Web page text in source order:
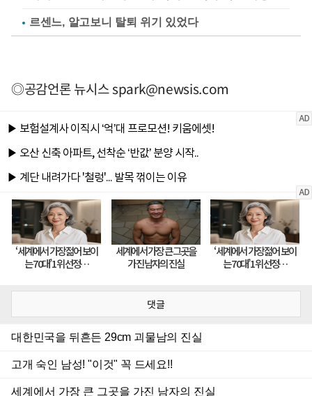
르센느, 알고보니 탈퇴 위기 있었다
◎공감언론 뉴시스spark@newsis.com
댓글